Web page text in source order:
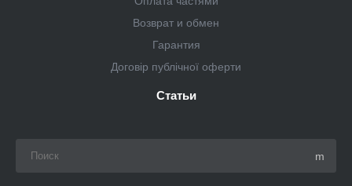
Возврат и обмен
Гарантия
Договір публічної оферти
Статьи